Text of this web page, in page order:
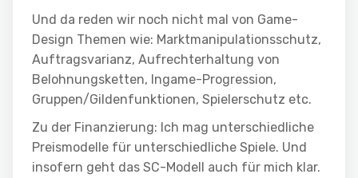
Und da reden wir noch nicht mal von Game-
Design Themen wie: Marktmanipulationsschutz,
Auftragsvarianz, Aufrechterhaltung von
Belohnungsketten, Ingame-Progression,
Gruppen/Gildenfunktionen, Spielerschutz etc.
Zu der Finanzierung: Ich mag unterschiedliche
Preismodelle für unterschiedliche Spiele. Und
insofern geht das SC-Modell auch für mich klar.